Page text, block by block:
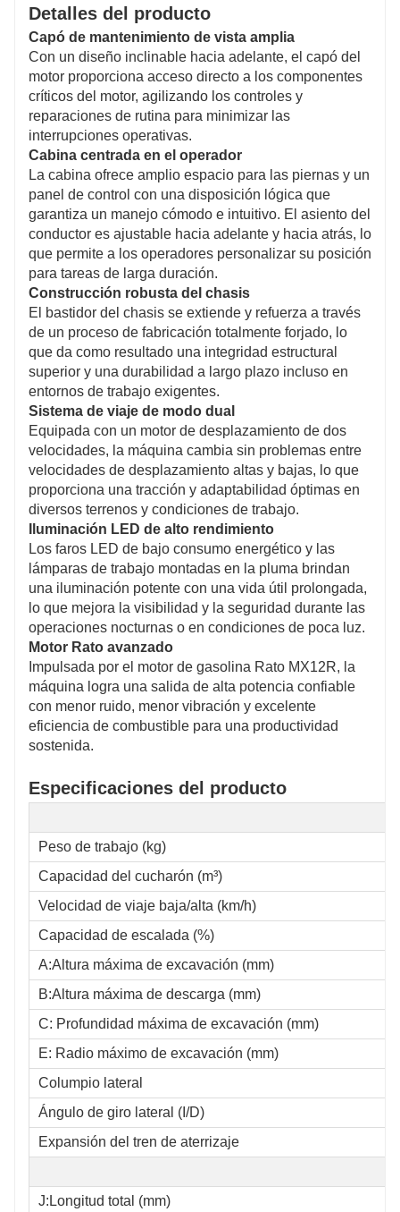
Detalles del producto
Capó de mantenimiento de vista amplia
Con un diseño inclinable hacia adelante, el capó del
motor proporciona acceso directo a los componentes
críticos del motor, agilizando los controles y
reparaciones de rutina para minimizar las
interrupciones operativas.
Cabina centrada en el operador
La cabina ofrece amplio espacio para las piernas y un
panel de control con una disposición lógica que
garantiza un manejo cómodo e intuitivo. El asiento del
conductor es ajustable hacia adelante y hacia atrás, lo
que permite a los operadores personalizar su posición
para tareas de larga duración.
Construcción robusta del chasis
El bastidor del chasis se extiende y refuerza a través
de un proceso de fabricación totalmente forjado, lo
que da como resultado una integridad estructural
superior y una durabilidad a largo plazo incluso en
entornos de trabajo exigentes.
Sistema de viaje de modo dual
Equipada con un motor de desplazamiento de dos
velocidades, la máquina cambia sin problemas entre
velocidades de desplazamiento altas y bajas, lo que
proporciona una tracción y adaptabilidad óptimas en
diversos terrenos y condiciones de trabajo.
Iluminación LED de alto rendimiento
Los faros LED de bajo consumo energético y las
lámparas de trabajo montadas en la pluma brindan
una iluminación potente con una vida útil prolongada,
lo que mejora la visibilidad y la seguridad durante las
operaciones nocturnas o en condiciones de poca luz.
Motor Rato avanzado
Impulsada por el motor de gasolina Rato MX12R, la
máquina logra una salida de alta potencia confiable
con menor ruido, menor vibración y excelente
eficiencia de combustible para una productividad
sostenida.
Especificaciones del producto
Peso de trabajo (kg)
Capacidad del cucharón (m³)
Velocidad de viaje baja/alta (km/h)
Capacidad de escalada (%)
A:Altura máxima de excavación (mm)
B:Altura máxima de descarga (mm)
C: Profundidad máxima de excavación (mm)
E: Radio máximo de excavación (mm)
Columpio lateral
Ángulo de giro lateral (I/D)
Expansión del tren de aterrizaje
J:Longitud total (mm)